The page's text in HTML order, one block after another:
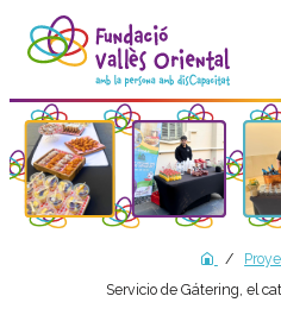
La fundación
Historia
Misión,
Servicio de Gátering, el